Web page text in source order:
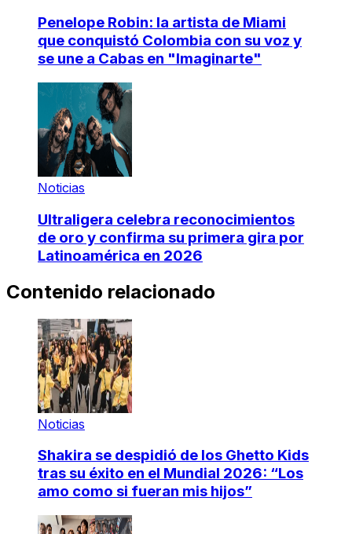
Penelope Robin: la artista de Miami
que conquistó Colombia con su voz y
se une a Cabas en "Imaginarte"
Noticias
Ultraligera celebra reconocimientos
de oro y confirma su primera gira por
Latinoamérica en 2026
Contenido relacionado
Noticias
Shakira se despidió de los Ghetto Kids
tras su éxito en el Mundial 2026: “Los
amo como si fueran mis hijos”